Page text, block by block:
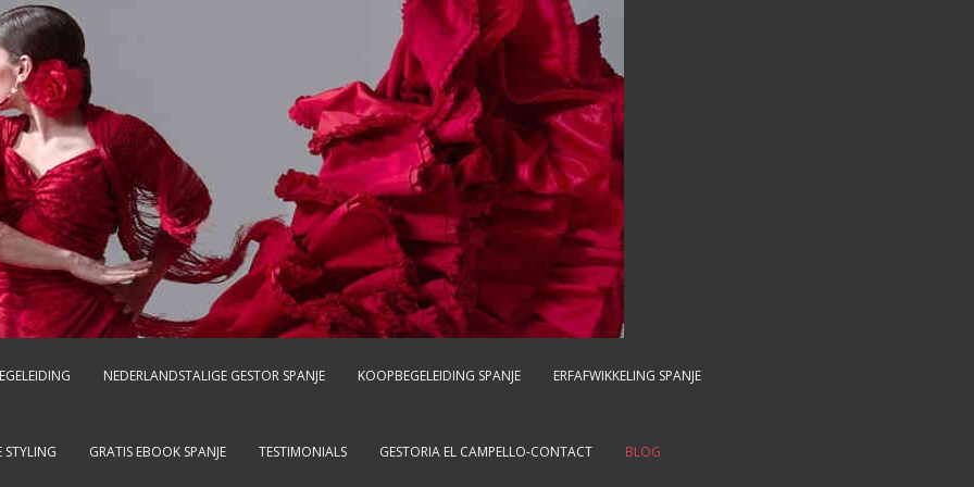
NEDERLANDSTALIGE GESTOR SPANJE KOOPBEGELEIDING SPANJE ERFAFWIKKELING SPANJE
STYLING GRATIS EBOOK SPANJE TESTIMONIALS GESTORIA EL CAMPELLO-CONTACT BLOG